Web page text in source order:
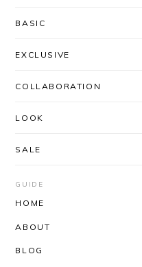
BASIC
EXCLUSIVE
COLLABORATION
LOOK
SALE
GUIDE
HOME
ABOUT
BLOG